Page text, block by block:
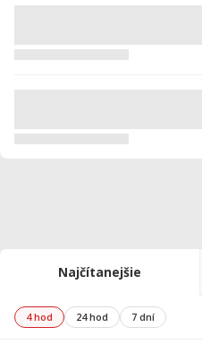
Najčítanejšie
4 hod 24 hod 7 dní